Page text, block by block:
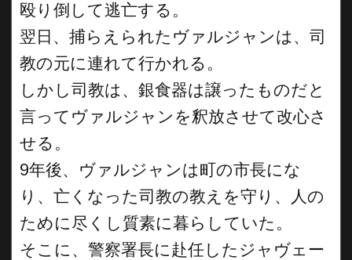
殴り倒して逃亡する。
翌日、捕らえられたヴァルジャンは、司
教の元に連れて行かれる。
しかし司教は、銀食器は譲ったものだと
言ってヴァルジャンを釈放させて改心さ
せる。
9年後、ヴァルジャンは町の市長にな
り、亡くなった司教の教えを守り、人の
ために尽くし質素に暮らしていた。
そこに、警察署長に赴任したジャヴェー